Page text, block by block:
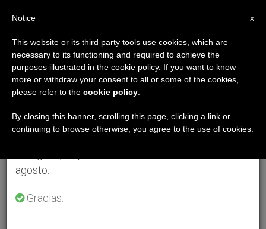
×
Aviso importante
Del 27 de julio al 7 de agosto haremos la pausa
anual, aprovechando que en el periodo de verano
se generan menos informaciones y también el
agosto.
Gracias.
x
Notice
This website or its third party tools use cookies, which are
necessary to its functioning and required to achieve the
purposes illustrated in the cookie policy. If you want to know
more or withdraw your consent to all or some of the cookies,
please refer to the cookie policy
By closing this banner, scrolling this page, clicking a link or
continuing to browse otherwise, you agree to the use of cookies.